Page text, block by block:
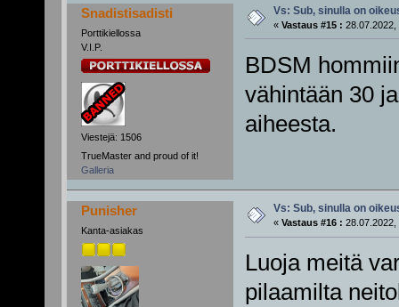
Snadistisadisti
Porttikiellossa
V.I.P.
Viestejä: 1506
TrueMaster and proud of it!
Galleria
Vs: Sub, sinulla on
« Vastaus #15 : 28.07.2022,
BDSM
vähintään 30
aiheesta.
Punisher
Kanta-asiakas
Vs: Sub, sinulla on
« Vastaus #16 : 28.07.2022,
Luoja meitä
pilaamilta